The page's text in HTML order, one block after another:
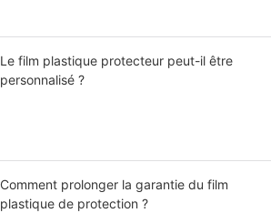
Le film plastique protecteur peut-il être
personnalisé ?
Comment prolonger la garantie du film
plastique de protection ?